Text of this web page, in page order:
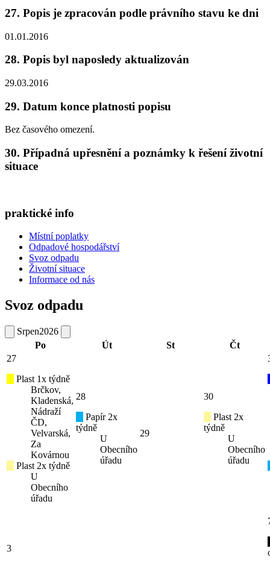
27. Popis je zpracován podle právního stavu ke dni
01.01.2016
28. Popis byl naposledy aktualizován
29.03.2016
29. Datum konce platnosti popisu
Bez časového omezení.
30. Případná upřesnění a poznámky k řešení životní
situace
praktické info
Místní poplatky
Odpadové hospodářství
Svoz odpadu
Životní situace
Informace od nás
Svoz odpadu
Srpen2026
Po
Út St
Čt
27
Plast 1x týdně
Brčkov,
Kladenská,
Nádraží
ČD,
Velvarská,
Za
Kovárnou
Plast 2x týdně
U
Obecního
úřadu
28
Papír 2x
týdně
U
Obecního
úřadu
29
30
Plast 2x
týdně
U
Obecního
úřadu
3